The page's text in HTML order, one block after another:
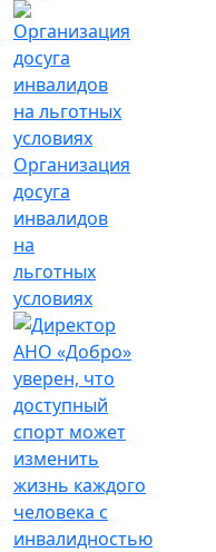
Организация
досуга
инвалидов
на
льготных
условиях